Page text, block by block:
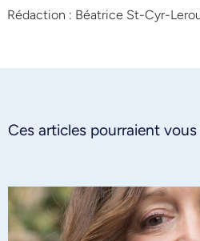
Rédaction : Béatrice St-Cyr-
Ces articles pourraient